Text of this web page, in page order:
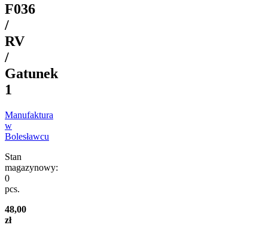
F036
/
RV
/
Gatunek
1
Manufaktura
w
Bolesławcu
Stan
magazynowy:
0
pcs.
48,00
zł